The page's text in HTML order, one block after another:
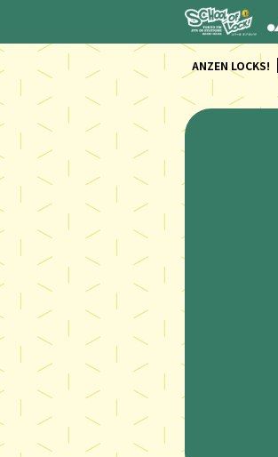
ANZEN LOCKS!